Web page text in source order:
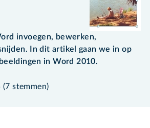
invoegen, bewerken,
In dit artikel gaan we in op
in Word 2010.
(7 stemmen)